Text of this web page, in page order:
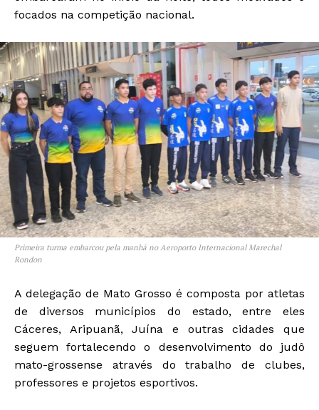
focados na competição nacional.
Primeira turma embarcou pela manhã no Aeroporto Internacional Marechal
Rondon
A delegação de Mato Grosso é composta por atletas
de diversos municípios do estado, entre eles
Cáceres, Aripuanã, Juína e outras cidades que
seguem fortalecendo o desenvolvimento do judô
mato-grossense através do trabalho de clubes,
professores e projetos esportivos.